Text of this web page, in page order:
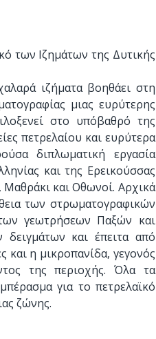
των Ιζημάτων της Δυτικής
ιζήματα βοηθάει στη
μιας ευρύτερης
στο υπόβαθρό της
πετρελαίου και ευρύτερα
διπλωματική εργασία
και της Ερεικούσσας
και Οθωνοί. Αρχικά
των στρωματογραφικών
γεωτρήσεων Παξών και
και έπειτα από
και η μικροπανίδα, γεγονός
της περιοχής. Όλα τα
για το πετρελαϊκό
ζώνης.